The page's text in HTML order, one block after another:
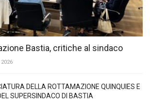
Bastia, critiche al sindaco
DELLA ROTTAMAZIONE QUINQUIES E
SUPERSINDACO DI BASTIA